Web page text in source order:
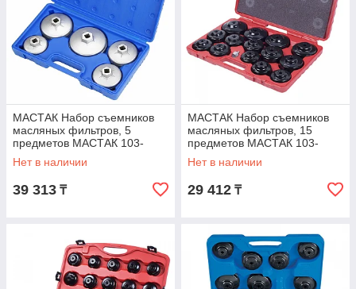
МАСТАК Набор съемников
масляных фильтров, 5
предметов МАСТАК 103-
40005C
Нет в наличии
39 313 ₸
МАСТАК Набор съемников
масляных фильтров, 15
предметов МАСТАК 103-
40015C
Нет в наличии
29 412 ₸